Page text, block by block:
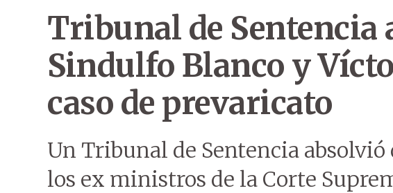
Tribunal de Sentencia
Sindulfo Blanco y
caso de prevaricato
Un Tribunal de Sentencia absolvió
los ex ministros de la Corte